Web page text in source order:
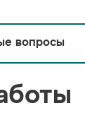
вопросы